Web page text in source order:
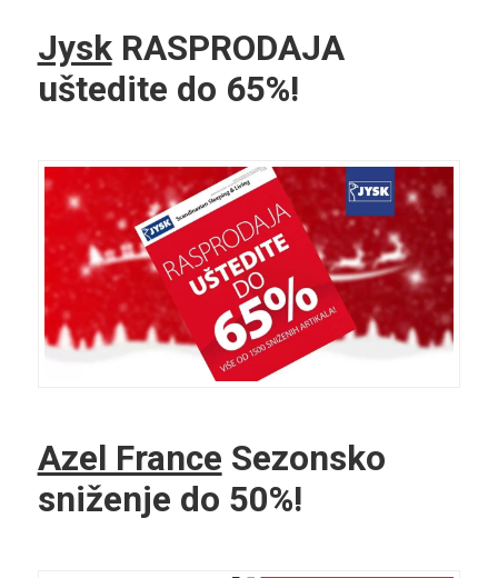
JyskRASPRODAJA
uštedite do 65%!
Azel France Sezonsko
sniženje do 50%!